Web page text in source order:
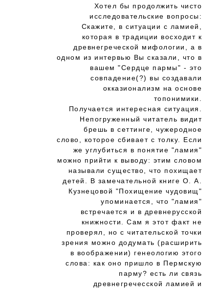
Хотел бы продолжить чисто
исследовательские вопросы:
Скажите, в ситуации с ламией,
которая в традиции восходит к
древнегреческой мифологии, а в
одном из интервью Вы сказали, что в
вашем "Сердце пармы" - это
совпадение(?) вы создавали
окказионализм на основе
топонимики.
Получается интересная ситуация.
Непогруженный читатель видит
брешь в сеттинге, чужеродное
слово, которое сбивает с толку. Если
же углубиться в понятие "ламия"
можно прийти к выводу: этим словом
называли существо, что похищает
детей. В замечательной книге О. А.
Кузнецовой "Похищение чудовищ"
упоминается, что "ламия"
встречается и в древнерусской
книжности. Сам я этот факт не
проверял, но с читательской точки
зрения можно додумать (расширить
в воображении) генеологию этого
слова: как оно пришло в Пермскую
парму? есть ли связь
древнегречесской ламией и